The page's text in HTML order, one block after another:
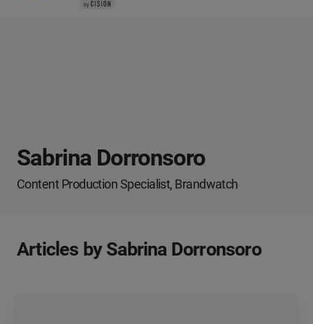
Sabrina Dorronsoro
Content Production Specialist, Brandwatch
Articles by Sabrina Dorronsoro